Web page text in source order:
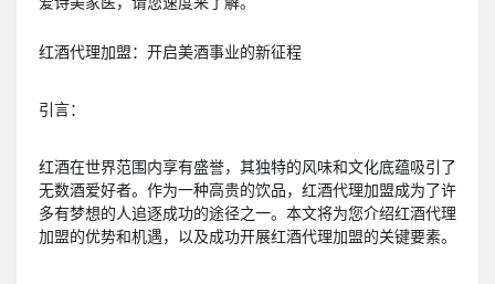
红酒代理加盟：开启美酒事业的新征程
引言：
红酒在世界范围内享有盛誉，其独特的风味和文化底蕴吸引了
无数酒爱好者。作为一种高贵的饮品，红酒代理加盟成为了许
多有梦想的人追逐成功的途径之一。本文将为您介绍红酒代理
加盟的优势和机遇，以及成功开展红酒代理加盟的关键要素。